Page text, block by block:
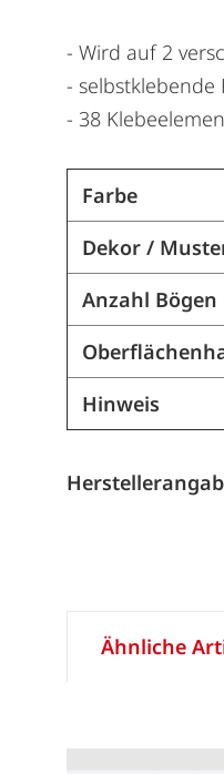
- Wird auf 2
- selbstklebende
- 38
Farbe
Dekor /
Anzahl Bögen
Hinweis
Ähnliche